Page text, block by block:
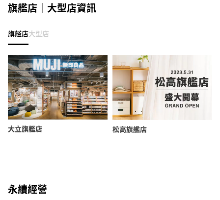
旗艦店｜大型店資訊
旗艦店大型店
大立旗艦店 松高旗艦店
永續經營